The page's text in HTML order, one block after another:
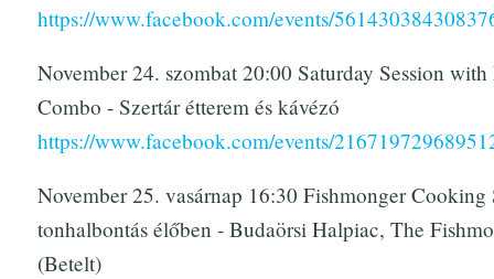
https://www.facebook.com/events/
November 24. szombat 20:00 Saturday Session
Combo - Szertár étterem és kávézó
https://www.facebook.com/events/
November 25. vasárnap 16:30 Fishmonger Cooking
tonhalbontás élőben - Budaörsi Halpiac, The
(Betelt)